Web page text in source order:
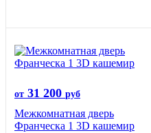
от 31 200 руб
Межкомнатная дверь
Франческа 1 3D кашемир